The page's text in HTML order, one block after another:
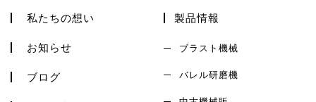
私たちの想い
お知らせ
ブログ
製品情報
ブラスト機械
バレル研磨機